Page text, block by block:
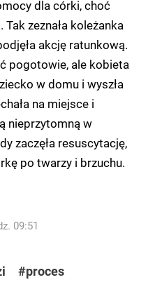
dla córki, choć
zeznała koleżanka
akcję ratunkową.
pogotowie, ale kobieta
w domu i wyszła
na miejsce i
nieprzytomną w
zaczęła resuscytację,
po twarzy i brzuchu.
09:51
#proces